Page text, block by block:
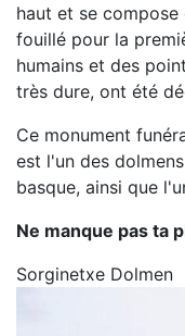
haut et se
fouillé pour la
humains et des
très dure, ont été
Ce monument
est l'un des
basque, ainsi que
Ne manque pas ta
Sorginetxe Dolmen